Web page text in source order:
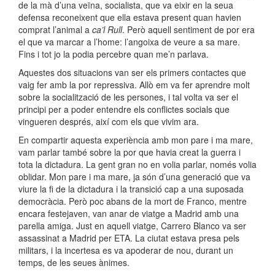
de la mà d’una veïna, socialista, que va eixir en la seua
defensa reconeixent que ella estava present quan havien
comprat l’animal a ca’lRull. Però aquell sentiment de por era
el que va marcar a l’home: l’angoixa de veure a sa mare.
Fins i tot jo la podia percebre quan me’n parlava.
Aquestes dos situacions van ser els primers contactes que
vaig fer amb la por repressiva. Allò em va fer aprendre molt
sobre la socialització de les persones, i tal volta va ser el
principi per a poder entendre els conflictes socials que
vingueren després, així com els que vivim ara.
En compartir aquesta experiència amb mon pare i ma mare,
vam parlar també sobre la por que havia creat la guerra i
tota la dictadura. La gent gran no en volia parlar, només volia
oblidar. Mon pare i ma mare, ja són d’una generació que va
viure la fi de la dictadura i la transició cap a una suposada
democràcia. Però poc abans de la mort de Franco, mentre
encara festejaven, van anar de viatge a Madrid amb una
parella amiga. Just en aquell viatge, Carrero Blanco va ser
assassinat a Madrid per ETA. La ciutat estava presa pels
militars, i la incertesa es va apoderar de nou, durant un
temps, de les seues ànimes.